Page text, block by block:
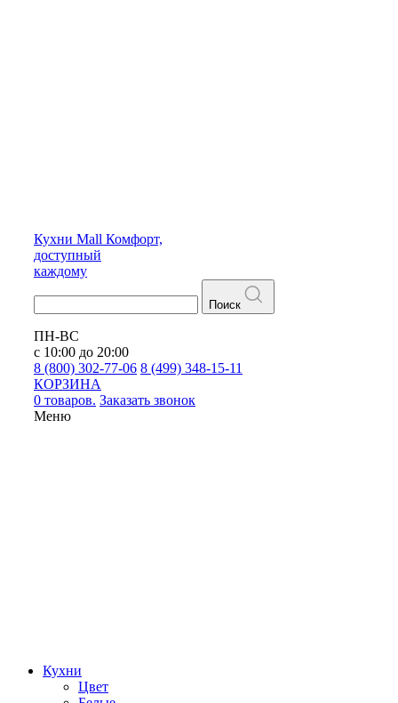
Кухни Mall Комфорт,
доступный
каждому
Поиск
ПН-ВС
с 10:00 до 20:00
8 (800) 302-77-06 8 (499) 348-15-11
КОРЗИНА
0 товаров. Заказать звонок
Меню
Кухни
Цвет